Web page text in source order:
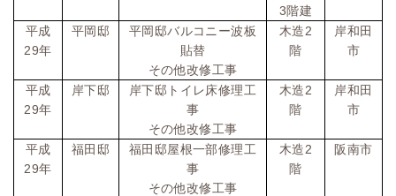
3階建
平成
29年
平岡邸
平岡邸バルコニー波板
貼替
その他改修工事
木造2
階
岸和田
市
平成
29年
岸下邸
岸下邸トイレ床修理工
事
その他改修工事
木造2
階
岸和田
市
平成
29年
福田邸
福田邸屋根一部修理工
事
その他改修工事
木造2
階
阪南市